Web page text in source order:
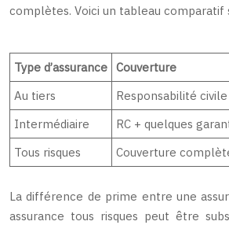
complètes. Voici un tableau comparatif
Type d’assurance Couverture
Au tiers
Responsabilité
Intermédiaire
RC + quelques
Tous risques
Couverture
La différence de prime entre une
assurance tous risques peut être